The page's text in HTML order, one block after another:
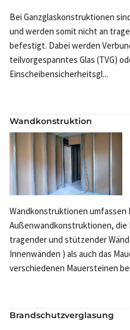
Bei Ganzglaskonstruktionen
und werden somit nicht an
befestigt. Dabei werden
teilvorgespanntes Glas (TVG)
Einscheibensicherheitsgl...
Wandkonstruktion
Wandkonstruktionen umfassen
Außenwandkonstruktionen,
tragender und stützender
Innenwänden ) als auch das
verschiedenen Mauersteinen
Brandschutzverglasung